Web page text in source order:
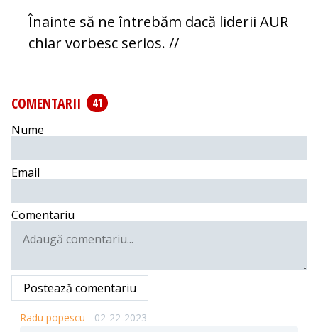
Înainte să ne întrebăm dacă liderii AUR
chiar vorbesc serios. //
COMENTARII
41
Nume
Email
Comentariu
Postează comentariu
Radu popescu - 02-22-2023